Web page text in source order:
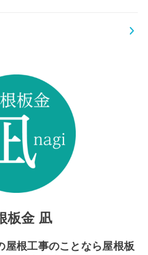
板金 凪
屋根工事のことなら屋根板